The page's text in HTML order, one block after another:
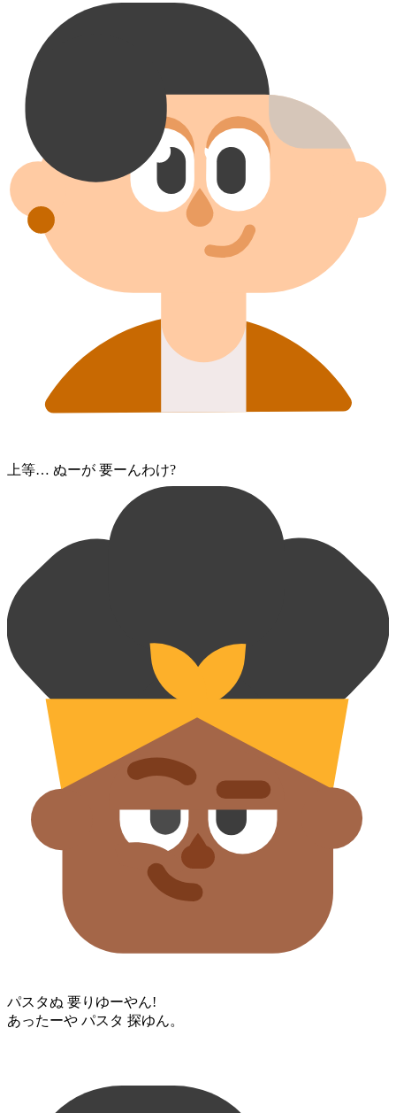
上等… ぬー⁠が 要ーん⁠わけ?
パスタ⁠ぬ 要りゆー⁠やん!
あったー⁠や パスタ 探ゆん。